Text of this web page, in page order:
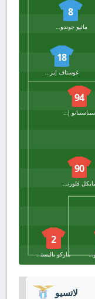
8
18
غوستاف إيزاكسن
94
سيباستيانو إسبوزيتو
90
مايكل فلورنينشو
سبيستيان لوبيرتو
2
ماركو باليسترا
لاتسيو